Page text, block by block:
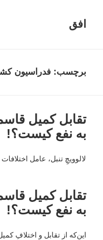
افق
برچسب: فدراسیون
تقابل کمیل
به نفع کیست؟!
لالوویچِ تنبل، عامل
تقابل کمیل
به نفع کیست؟!
این‌که از تقابل و اختلافِ